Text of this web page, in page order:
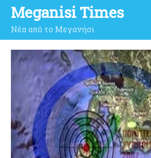
Meganisi Times
Νέα από το Μεγανήσι